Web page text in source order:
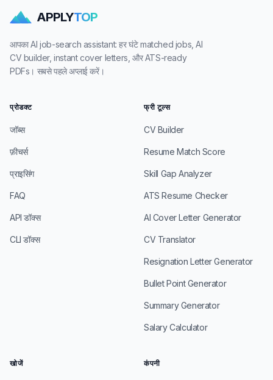
APPLYTOP
आपका AI job-search assistant: हर घंटे matched jobs, AI
CV builder, instant cover letters, और ATS-ready
PDFs। सबसे पहले अप्लाई करें।
प्रोडक्ट
जॉब्स
फ़ीचर्स
प्राइसिंग
FAQ
API डॉक्स
CLI डॉक्स
फ्री टूल्स
CV Builder
Resume Match Score
Skill Gap Analyzer
ATS Resume Checker
AI Cover Letter Generator
CV Translator
Resignation Letter Generator
Bullet Point Generator
Summary Generator
Salary Calculator
खोजें कंपनी